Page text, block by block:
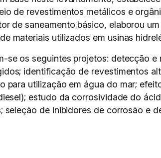
de revestimentos metálicos e
de saneamento básico, elaborou
materiais utilizados em usinas
se os seguintes projetos: detecção
identificação de revestimentos
para utilização em água do mar;
estudo da corrosividade do
de inibidores de corrosão e